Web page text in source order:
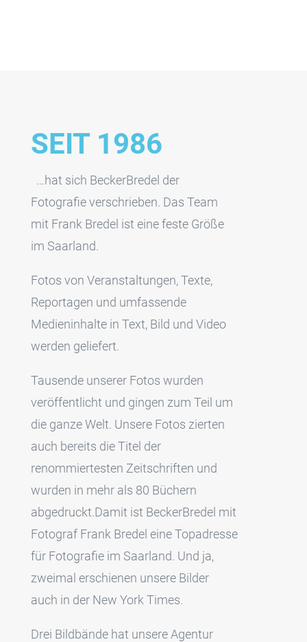
SEIT 1986
…hat sich BeckerBredel der
Fotografie verschrieben. Das Team
mit Frank Bredel ist eine feste Größe
im Saarland.
Fotos von Veranstaltungen, Texte,
Reportagen und umfassende
Medieninhalte in Text, Bild und Video
werden geliefert.
Tausende unserer Fotos wurden
veröffentlicht und gingen zum Teil um
die ganze Welt. Unsere Fotos zierten
auch bereits die Titel der
renommiertesten Zeitschriften und
wurden in mehr als 80 Büchern
abgedruckt.Damit ist BeckerBredel mit
Fotograf Frank Bredel eine Topadresse
für Fotografie im Saarland. Und ja,
zweimal erschienen unsere Bilder
auch in der New York Times.
Drei Bildbände hat unsere Agentur